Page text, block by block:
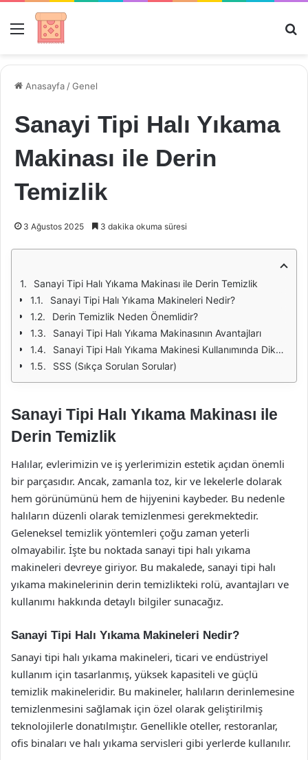
Menü
Anasayfa /Genel
Sanayi Tipi Halı Yıkama
Makinası ile Derin
Temizlik
3 Ağustos 2025 3 dakika okuma süresi
Sanayi Tipi Halı Yıkama Makinası ile Derin Temizlik
Sanayi Tipi Halı Yıkama Makineleri Nedir?
Derin Temizlik Neden Önemlidir?
Sanayi Tipi Halı Yıkama Makinasının Avantajları
Sanayi Tipi Halı Yıkama Makinesi Kullanımında Dikkat Edilmesi Gerekenler
SSS (Sıkça Sorulan Sorular)
Sanayi Tipi Halı Yıkama Makinası ile
Derin Temizlik
Halılar, evlerimizin ve iş yerlerimizin estetik açıdan önemli
bir parçasıdır. Ancak, zamanla toz, kir ve lekelerle dolarak
hem görünümünü hem de hijyenini kaybeder. Bu nedenle
halıların düzenli olarak temizlenmesi gerekmektedir.
Geleneksel temizlik yöntemleri çoğu zaman yeterli
olmayabilir. İşte bu noktada sanayi tipi halı yıkama
makineleri devreye giriyor. Bu makalede, sanayi tipi halı
yıkama makinelerinin derin temizlikteki rolü, avantajları ve
kullanımı hakkında detaylı bilgiler sunacağız.
Sanayi Tipi Halı Yıkama Makineleri Nedir?
Sanayi tipi halı yıkama makineleri, ticari ve endüstriyel
kullanım için tasarlanmış, yüksek kapasiteli ve güçlü
temizlik makineleridir. Bu makineler, halıların derinlemesine
temizlenmesini sağlamak için özel olarak geliştirilmiş
teknolojilerle donatılmıştır. Genellikle oteller, restoranlar,
ofis binaları ve halı yıkama servisleri gibi yerlerde kullanılır.